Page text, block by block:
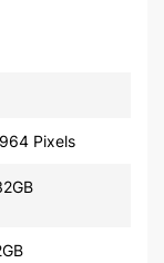
Pixels